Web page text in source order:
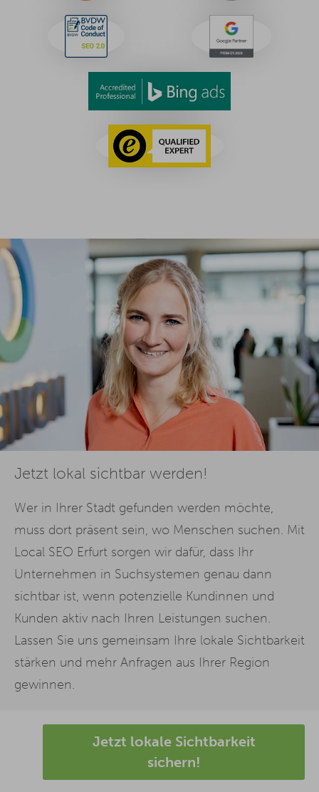
Jetzt lokal sichtbar werden!
Wer in Ihrer Stadt gefunden werden möchte,
muss dort präsent sein, wo Menschen suchen. Mit
Local SEO Erfurt sorgen wir dafür, dass Ihr
Unternehmen in Suchsystemen genau dann
sichtbar ist, wenn potenzielle Kundinnen und
Kunden aktiv nach Ihren Leistungen suchen.
Lassen Sie uns gemeinsam Ihre lokale Sichtbarkeit
stärken und mehr Anfragen aus Ihrer Region
gewinnen.
Jetzt lokale Sichtbarkeit
sichern!